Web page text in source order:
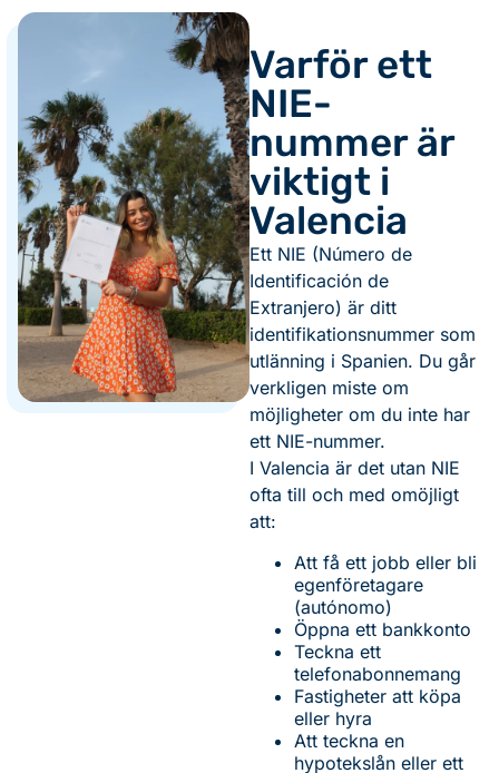
Varför ett
NIE-
nummer är
viktigt i
Valencia
Ett NIE (Número de
Identificación de
Extranjero) är ditt
identifikationsnummer som
utlänning i Spanien. Du går
verkligen miste om
möjligheter om du inte har
ett NIE-nummer.
I Valencia är det utan NIE
ofta till och med omöjligt
att:
Att få ett jobb eller bli
egenföretagare
(autónomo)
Öppna ett bankkonto
Teckna ett
telefonabonnemang
Fastigheter att köpa
eller hyra
Att teckna en
hypotekslån eller ett